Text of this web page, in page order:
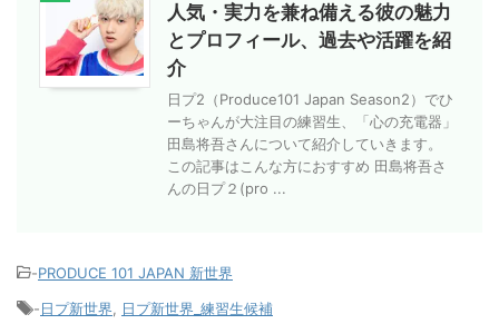
人気・実力を兼ね備える彼の魅力
とプロフィール、過去や活躍を紹
介
日プ2（Produce101 Japan Season2）でひ
ーちゃんが大注目の練習生、「心の充電器」
田島将吾さんについて紹介していきます。
この記事はこんな方におすすめ 田島将吾さ
んの日プ２(pro ...
-PRODUCE 101 JAPAN 新世界
-日プ新世界 日プ新世界_練習生候補